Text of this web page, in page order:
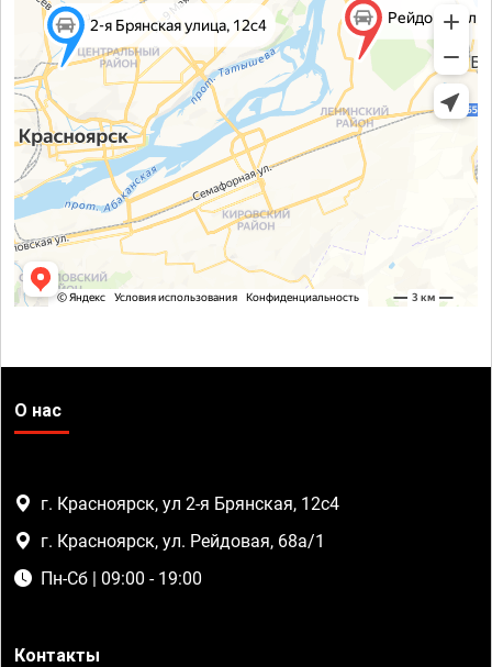
О нас
г. Красноярск, ул 2-я Брянская, 12с4
г. Красноярск, ул. Рейдовая, 68а/1
Пн-Сб | 09:00 - 19:00
Контакты